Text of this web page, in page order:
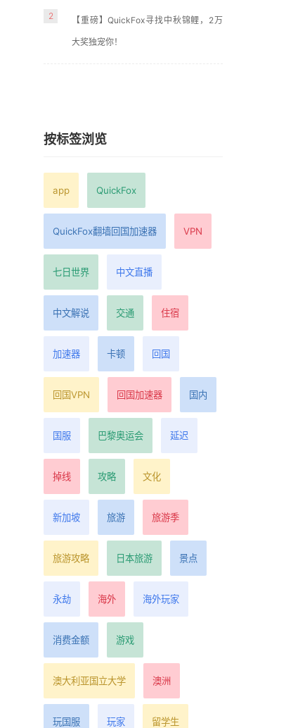
2 【重磅】QuickFox寻找中秋锦鲤，2万
大奖独宠你！
按标签浏览
app QuickFox
QuickFox翻墙回国加速器 VPN
七日世界 中文直播
中文解说 交通 住宿
加速器 卡顿 回国
回国VPN 回国加速器 国内
国服 巴黎奥运会 延迟
掉线 攻略 文化
新加坡 旅游 旅游季
旅游攻略 日本旅游 景点
永劫 海外 海外玩家
消费金额 游戏
澳大利亚国立大学 澳洲
玩国服 玩家 留学生